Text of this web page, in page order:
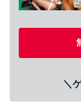
＼